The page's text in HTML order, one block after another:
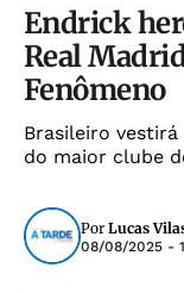
Endrick
Real
Fenômeno
Brasileiro
do maior clube
Por Lucas
08/08/2025 -